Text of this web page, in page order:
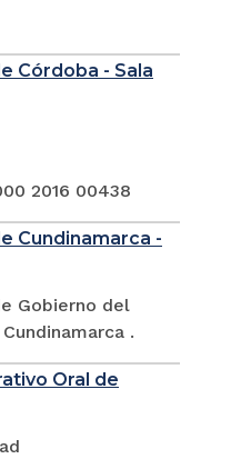
Córdoba - Sala
2016 00438
Cundinamarca -
Gobierno del
.
Oral de